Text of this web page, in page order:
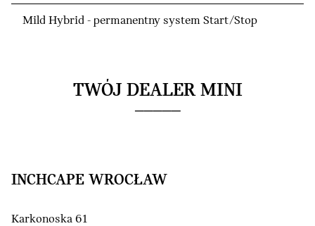
Mild Hybrid - permanentny system Start/Stop
TWÓJ DEALER MINI
INCHCAPE WROCŁAW
Karkonoska 61